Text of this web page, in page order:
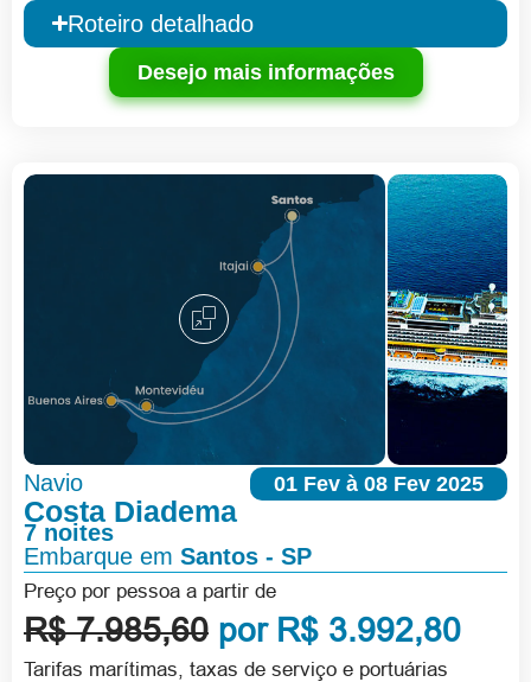
Roteiro detalhado
Desejo mais informações
Navio 01 Fev à 08 Fev 2025
Costa Diadema
7 noites
Embarque em Santos - SP
Preço por pessoa a partir de
R$ 7.985,60 por R$ 3.992,80
Tarifas marítimas, taxas de serviço e portuárias